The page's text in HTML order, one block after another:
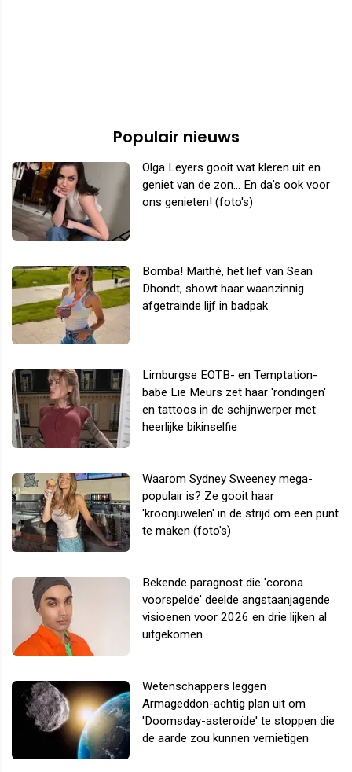
Populair nieuws
Olga Leyers gooit wat kleren uit en
geniet van de zon... En da's ook voor
ons genieten! (foto's)
Bomba! Maithé, het lief van Sean
Dhondt, showt haar waanzinnig
afgetrainde lijf in badpak
Limburgse EOTB- en Temptation-
babe Lie Meurs zet haar 'rondingen'
en tattoos in de schijnwerper met
heerlijke bikinselfie
Waarom Sydney Sweeney mega-
populair is? Ze gooit haar
'kroonjuwelen' in de strijd om een punt
te maken (foto's)
Bekende paragnost die 'corona
voorspelde' deelde angstaanjagende
visioenen voor 2026 en drie lijken al
uitgekomen
Wetenschappers leggen
Armageddon-achtig plan uit om
'Doomsday-asteroïde' te stoppen die
de aarde zou kunnen vernietigen